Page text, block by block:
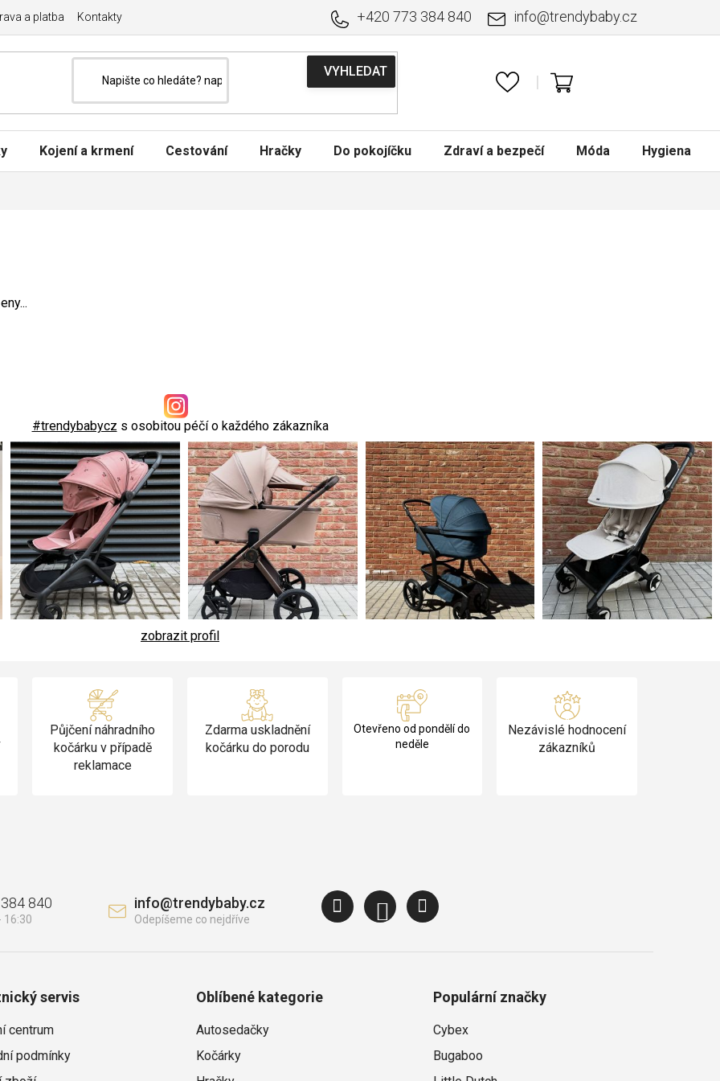
a platba Kontakty info@trendybaby.cz
+420 773 384 840
KOŠÍK
Kojení a krmení Cestování Hračky Do pokojíčku Zdraví a bezpečí Móda Hygiena
#trendybabycz s osobitou péčí o každého zákazníka
zobrazit profil
Půjčení náhradního
kočárku v případě
reklamace
Zdarma uskladnění
kočárku do porodu
Otevřeno od pondělí do
neděle
Nezávislé hodnocení
zákazníků
info@trendybaby.cz
840
servis
centrum
podmínky
Oblíbené kategorie
Autosedačky
Kočárky
Populární značky
Cybex
Bugaboo